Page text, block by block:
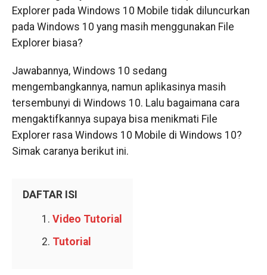
Explorer pada Windows 10 Mobile tidak diluncurkan
pada Windows 10 yang masih menggunakan File
Explorer biasa?
Jawabannya, Windows 10 sedang
mengembangkannya, namun aplikasinya masih
tersembunyi di Windows 10. Lalu bagaimana cara
mengaktifkannya supaya bisa menikmati File
Explorer rasa Windows 10 Mobile di Windows 10?
Simak caranya berikut ini.
DAFTAR ISI
Video Tutorial
Tutorial